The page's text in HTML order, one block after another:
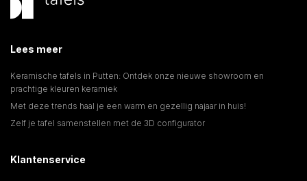
Lees meer
Keramische tafels in Putten: Ontdek onze nieuwe showroom en
prachtige kleuren keramiek
Met deze trends haal je een warm en gezellig najaar in huis!
Zelf je tafel samenstellen met de 3D configurator
Klantenservice